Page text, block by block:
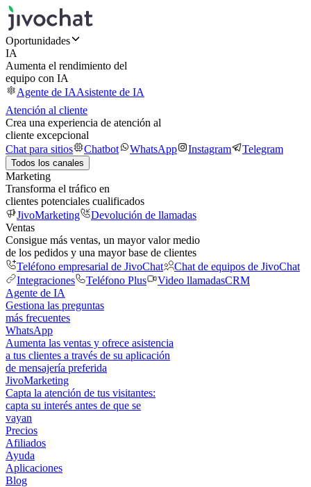
Oportunidades
IA
Aumenta el rendimiento del
equipo con IA
Agente de IAAsistente de IA
Atención al cliente
Crea una experiencia de atención al
cliente excepcional
Chat para sitios
Chatbot WhatsApp Instagram Telegram
Todos los canales
Marketing
Transforma el tráfico en
clientes potenciales cualificados
JivoMarketing
Devolución de llamadas
Ventas
Consigue más ventas, un mayor valor medio
de los pedidos y una mayor base de clientes
Teléfono empresarial de JivoChat
Chat de equipos de JivoChat
Integraciones
Teléfono Plus Video llamadasCRM
Agente de IA
Gestiona las preguntas
más frecuentes
WhatsApp
Aumenta las ventas y ofrece asistencia
a tus clientes a través de su aplicación
de mensajería preferida
JivoMarketing
Capta la atención de tus visitantes:
capta su interés antes de que se
vayan
Precios
Afiliados
Ayuda
Aplicaciones
Blog